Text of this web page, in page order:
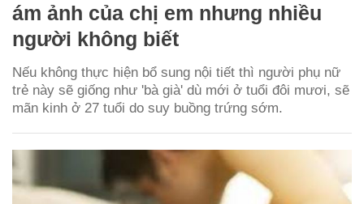
ám ảnh của chị em nhưng nhiều
người không biết
Nếu không thực hiện bổ sung nội tiết thì người phụ nữ
trẻ này sẽ giống như 'bà già' dù mới ở tuổi đôi mươi, sẽ
mãn kinh ở 27 tuổi do suy buồng trứng sớm.